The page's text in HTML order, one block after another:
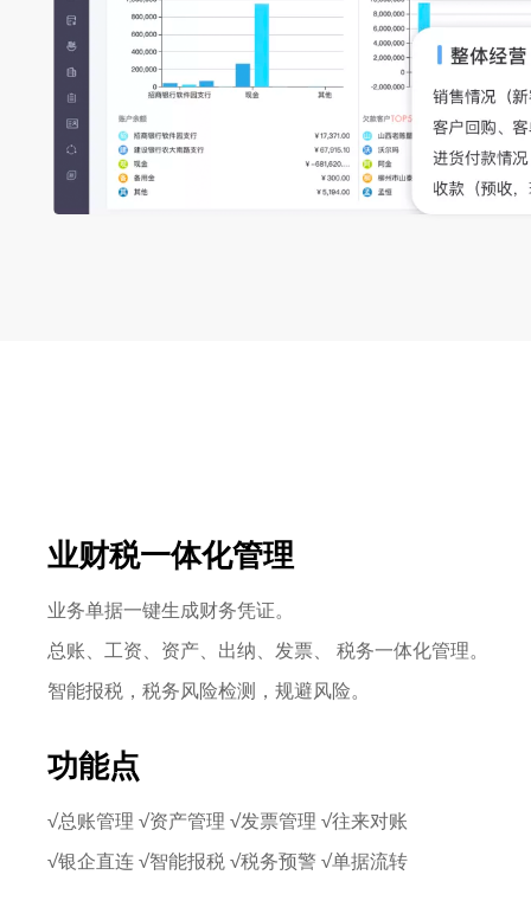
业财税一体化管理
业务单据一键生成财务凭证。
总账、工资、资产、出纳、发票、 税务一体化管理。
智能报税，税务风险检测，规避风险。
功能点
√总账管理 √资产管理 √发票管理 √往来对账
√银企直连 √智能报税 √税务预警 √单据流转